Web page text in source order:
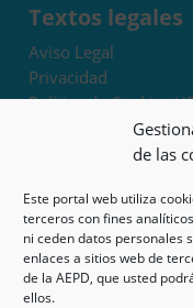
de las
Este portal web utiliza
terceros con fines
ni ceden datos personales
enlaces a sitios web de
de la AEPD, que usted
ellos.
Textos legales
Aviso Legal
Privacidad
Política de Cookies
Términos y
Exoneración de
Mapa del sitio
Mi cuenta
Tienda
Psicología en Murcia